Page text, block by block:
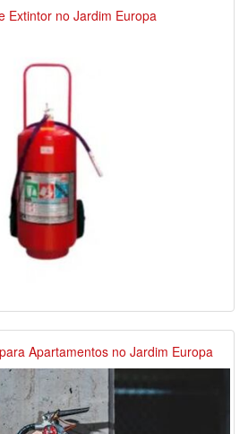
Extintor no Jardim Europa
Apartamentos no Jardim Europa